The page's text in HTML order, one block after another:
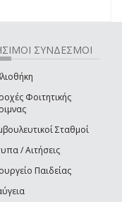
ΣΥΝΔΕΣΜΟΙ
Φοιτητικής
Σταθμοί
/ Αιτήσεις
Παιδείας